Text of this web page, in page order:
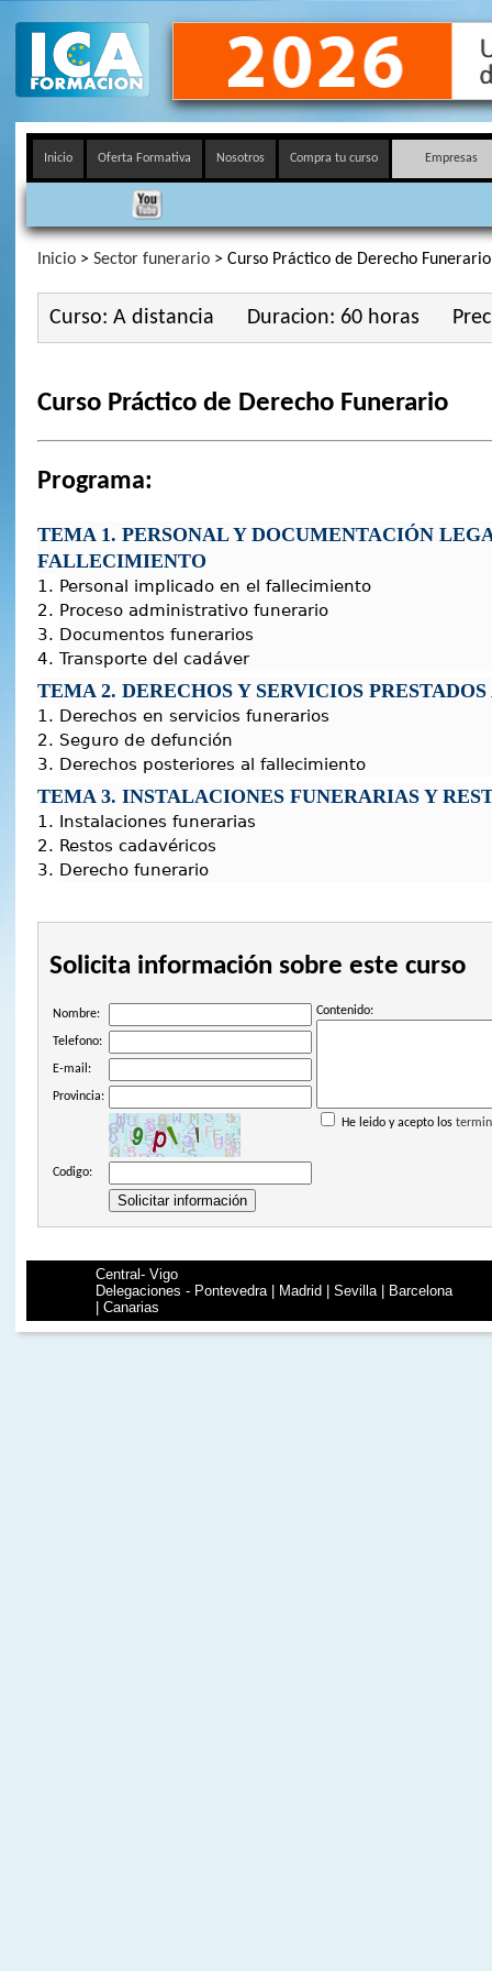
Inicio Oferta Formativa Nosotros Compra tu curso Empresas
Inicio> Sector funerario> Curso Práctico de Derecho Funerario
Curso: A distancia Duracion: 60 horas
Curso Práctico de Derecho Funerario
Programa:
TEMA 1. PERSONAL Y DOCUMENTACIÓN
FALLECIMIENTO
Personal implicado en el fallecimiento
Proceso administrativo funerario
Documentos funerarios
Transporte del cadáver
TEMA 2. DERECHOS Y SERVICIOS
Derechos en servicios funerarios
Seguro de defunción
Derechos posteriores al fallecimiento
TEMA 3. INSTALACIONES FUNERARIAS Y
Instalaciones funerarias
Restos cadavéricos
Derecho funerario
Solicita información sobre este curso
Nombre: Contenido:
He leido y acepto los
Telefono:
E-mail:
Provincia:
Codigo:
Central- Vigo
Delegaciones - Pontevedra | Madrid | Sevilla | Barcelona
| Canarias